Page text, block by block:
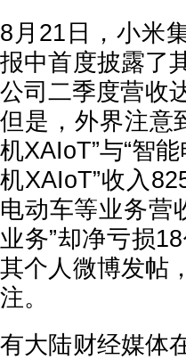
8月21日，小米
报中首度披露了
公司二季度营收
但是，外界注意
机XAIoT”与“智
机XAIoT”收入
电动车等业务营
业务”却净亏损
其个人微博发帖
注。
有大陆财经媒体